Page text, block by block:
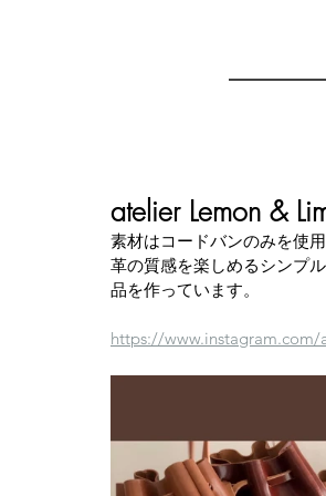
atelier Lemon &
素材はコードバンのみを使
革の質感を楽しめるシンプ
品を作っています。
https://